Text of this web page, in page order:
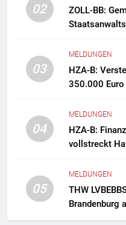
02
ZOLL-BB:
Zollfahndung
Drogenlabor
03
MELDUNGEN
HZA-B:
350.000
04
MELDUNGEN
HZA-B:
vollstreckt
05
MELDUNGEN
THW
Brandenburg
Spitze des